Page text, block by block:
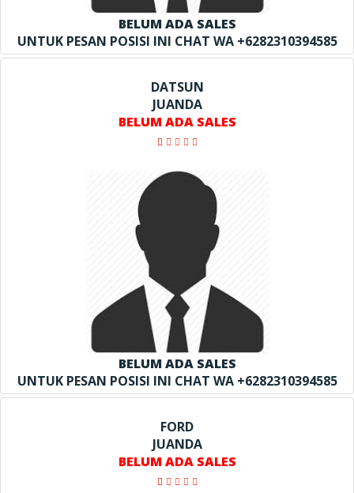
BELUM ADA SALES
UNTUK PESAN POSISI INI CHAT WA +6282310394585
DATSUN
JUANDA
BELUM ADA SALES
BELUM ADA SALES
UNTUK PESAN POSISI INI CHAT WA +6282310394585
FORD
JUANDA
BELUM ADA SALES